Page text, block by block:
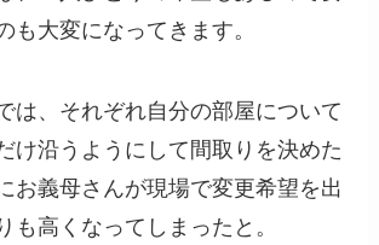
も大変になってきます。
は、それぞれ自分の部屋について
け沿うようにして間取りを決めた
お義母さんが現場で変更希望を出
も高くなってしまったと。